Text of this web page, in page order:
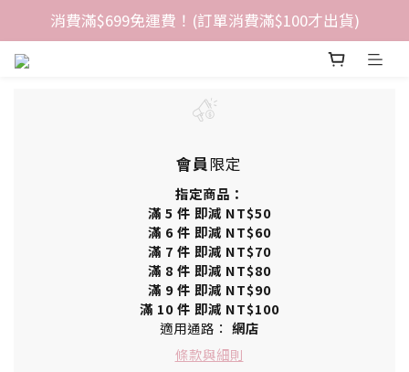
消費滿$699免運費！(訂單消費滿$100才出貨)
會員限定
指定商品：
滿 5 件 即減 NT$50
滿 6 件 即減 NT$60
滿 7 件 即減 NT$70
滿 8 件 即減 NT$80
滿 9 件 即減 NT$90
滿 10 件 即減 NT$100
適用通路： 網店
條款與細則